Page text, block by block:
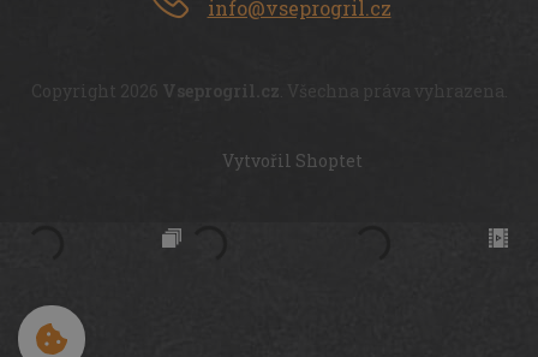
info@vseprogril.cz
Vytvořil Shoptet
Copyright 2026 Vseprogril.cz . Všechna práva vyhrazena.
Cookies